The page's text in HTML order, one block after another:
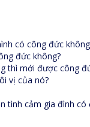
có công đức
đức không?
thì mới được công
vị của nó?
tình cảm gia đình có